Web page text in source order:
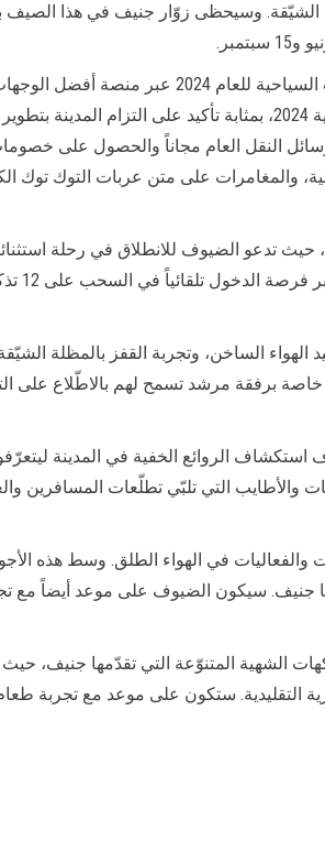
وسيحظى زوّار جنيف في هذا الصيف
توفّر جنيف وجهةً عصريةً تستحقّ الزيارة في هذا الصيف، لاسيّما بعد تصنيفها مؤخراً
نيويورك تايمز المرموقة. كما يُعتبر طرح بطاقة المواصلات الصيفية التي تشكّل حجر الأساس في الحملة الصيفية
والمغامرات على متن عربات التوك توك
حيث تدعو الضيوف للانطلاق في رحلة
المدينة. سينال
الهواء الساخن، وتجربة القفز بالمظلة
برفقة مرشد تسمح لهم بالاطّلاع على
تقتصر على 3 أشهر وتستمر لغاية 15 سبتمبر 2024، بحيث تتيح للضيوف استكشاف الروائع
التي تلبّي تطلّعات المسافرين
في الهواء الطلق. وسط هذه
تضمّها جنيف. سيكون الضيوف على موعد أيضاً
الشهية المتنوّعة التي تقدّمها جنيف،
التقليدية. ستكون على موعد مع تجربة